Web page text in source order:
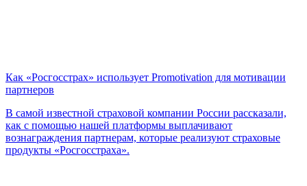
Как «Росгосстрах» использует Promotivation для мотивации
партнеров
В самой известной страховой компании России рассказали,
как с помощью нашей платформы выплачивают
вознаграждения партнерам, которые реализуют страховые
продукты «Росгосстраха».